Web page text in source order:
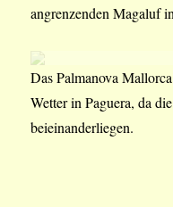
angrenzenden Magaluf
Das Palmanova
Wetter in Paguera, da
beieinanderliegen.